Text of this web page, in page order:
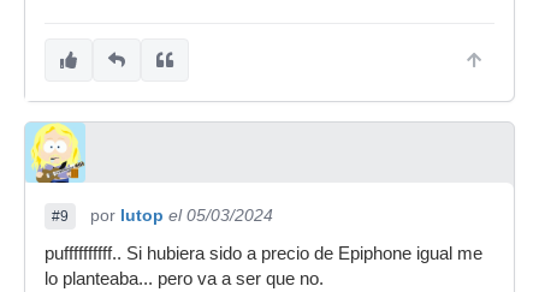
#9 por lutop el 05/03/2024
puffffffffff.. Si hubiera sido a precio de Epiphone igual me
lo planteaba... pero va a ser que no.